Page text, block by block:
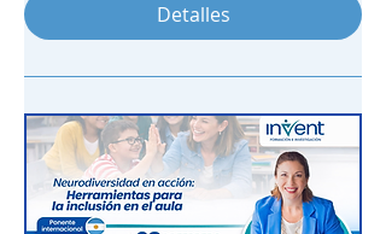
Detalles